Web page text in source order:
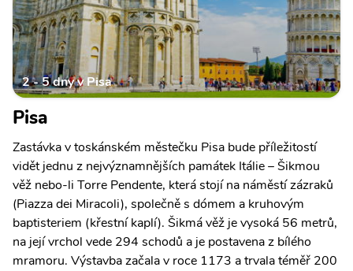
2 - 5 dny v Pisa
Pisa
Zastávka v toskánském městečku Pisa bude příležitostí
vidět jednu z nejvýznamnějších památek Itálie – Šikmou
věž nebo-li Torre Pendente, která stojí na náměstí zázraků
(Piazza dei Miracoli), společně s dómem a kruhovým
baptisteriem (křestní kaplí). Šikmá věž je vysoká 56 metrů,
na její vrchol vede 294 schodů a je postavena z bílého
mramoru. Výstavba začala v roce 1173 a trvala téměř 200